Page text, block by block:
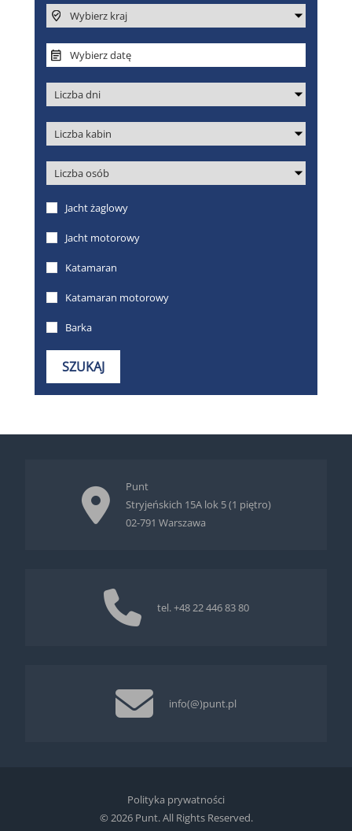
Punt
Stryjeńskich 15A lok 5 (1 piętro)
02-791 Warszawa
tel. +48 22 446 83 80
info(@)punt.pl
Polityka prywatności
© 2026 Punt. All Rights Reserved.